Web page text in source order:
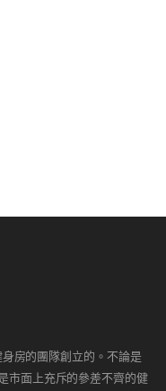
房的團隊創立的。不論是
市面上充斥的參差不齊的健